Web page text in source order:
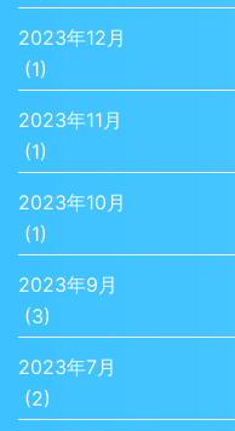
2023年12月
(1)
2023年11月
(1)
2023年10月
(1)
2023年9月
(3)
2023年7月
(2)